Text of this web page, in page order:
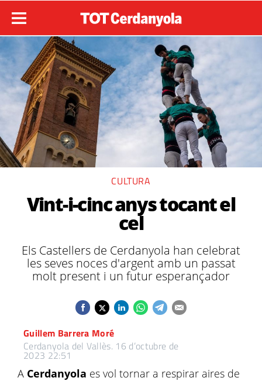
CULTURA
Vint-i-cinc anys tocant el
cel
Els Castellers de Cerdanyola han celebrat
les seves noces d'argent amb un passat
molt present i un futur esperançador
Guillem Barrera Moré
Cerdanyola del Vallès. 16 d’octubre de
2023 22:51
A Cerdanyola es vol tornar a respirar aires de